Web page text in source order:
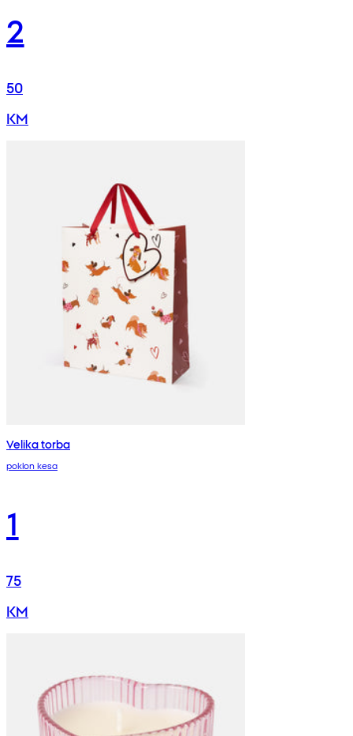
2
50
KM
Velika torba
poklon kesa
1
75
KM